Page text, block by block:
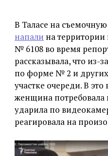
В Таласе на
напали на территории
№ 6108 во время
рассказывала, что из-
по форме № 2 и
участке очереди. В
женщина потребовала
ударила по
реагировала на